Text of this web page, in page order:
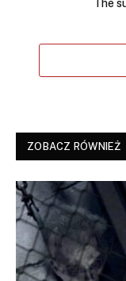
The
ZOBACZ RÓWNIEŻ